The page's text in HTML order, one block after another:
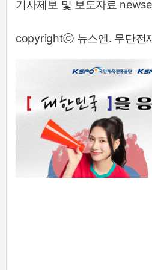
기사제보 및 보도자료
copyrightⓒ 뉴스엔. 무단전